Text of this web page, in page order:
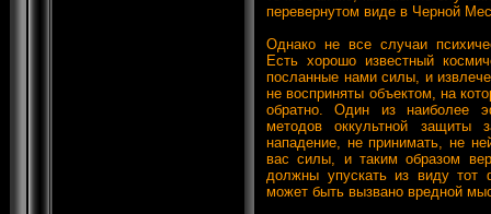
перевернутом виде в Черной
Однако не все случаи
Есть хорошо известный
посланные нами силы, и
не восприняты объектом, на
обратно. Один из наиболее
методов оккультной защиты
нападение, не принимать, не
вас силы, и таким образом
должны упускать из виду тот
может быть вызвано вредной